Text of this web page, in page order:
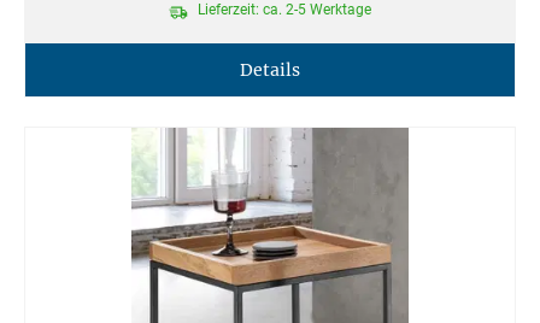
Lieferzeit: ca. 2-5 Werktage
Details